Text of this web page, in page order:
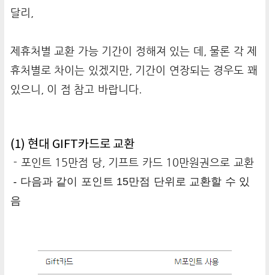
달리,
제휴처별 교환 가능 기간이 정해져 있는 데, 물론 각 제
휴처별로 차이는 있겠지만, 기간이 연장되는 경우도 꽤
있으니, 이 점 참고 바랍니다.
(1) 현대 GIFT카드로 교환
- 포인트 15만점 당, 기프트 카드 10만원권으로 교환
- 다음과 같이 포인트 15만점 단위로 교환할 수 있
음